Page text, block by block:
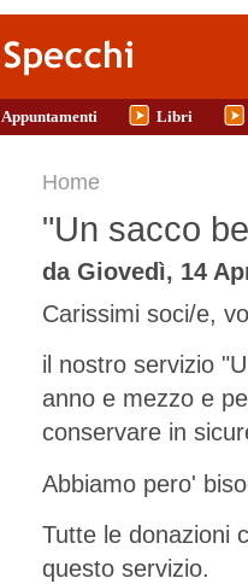
Appuntamenti Libri
Tu sei qui
Home
"Un sacco
da Giovedì, 14
Carissimi soci/e,
il nostro servizio
anno e mezzo e
conservare in
Abbiamo pero'
Tutte le donazioni
questo servizio.